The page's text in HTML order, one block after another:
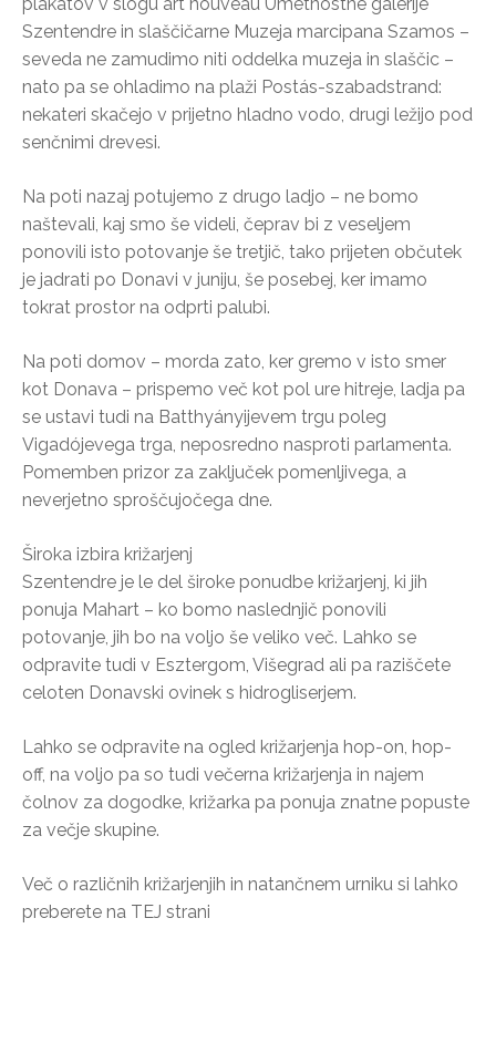
Szentendre in slaščičarne Muzeja marcipana Szamos –
seveda ne zamudimo niti oddelka muzeja in slaščic –
nato pa se ohladimo na plaži Postás-szabadstrand:
nekateri skačejo v prijetno hladno vodo, drugi ležijo pod
senčnimi drevesi.
Na poti nazaj potujemo z drugo ladjo – ne bomo
naštevali, kaj smo še videli, čeprav bi z veseljem
ponovili isto potovanje še tretjič, tako prijeten občutek
je jadrati po Donavi v juniju, še posebej, ker imamo
tokrat prostor na odprti palubi.
Na poti domov – morda zato, ker gremo v isto smer
kot Donava – prispemo več kot pol ure hitreje, ladja pa
se ustavi tudi na Batthyányijevem trgu poleg
Vigadójevega trga, neposredno nasproti parlamenta.
Pomemben prizor za zaključek pomenljivega, a
neverjetno sproščujočega dne.
Široka izbira križarjenj
Szentendre je le del široke ponudbe križarjenj, ki jih
ponuja Mahart – ko bomo naslednjič ponovili
potovanje, jih bo na voljo še veliko več. Lahko se
odpravite tudi v Esztergom, Višegrad ali pa raziščete
celoten Donavski ovinek s hidrogliserjem.
Lahko se odpravite na ogled križarjenja hop-on, hop-
off, na voljo pa so tudi večerna križarjenja in najem
čolnov za dogodke, križarka pa ponuja znatne popuste
za večje skupine.
Več o različnih križarjenjih in natančnem urniku si lahko
preberete na TEJ strani